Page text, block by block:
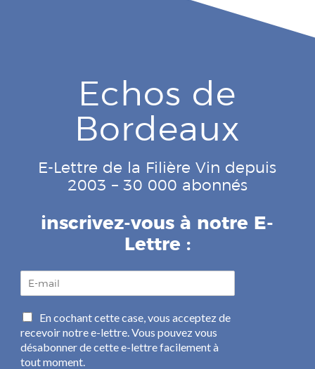
Echos de
Bordeaux
E-Lettre de la Filière Vin depuis
2003 – 30 000 abonnés
inscrivez-vous à notre E-
Lettre :
a
i
l
*
C
a
s
e
En cochant cette case, vous acceptez de
recevoir notre e-lettre. Vous pouvez vous
désabonner de cette e-lettre facilement à
tout moment.